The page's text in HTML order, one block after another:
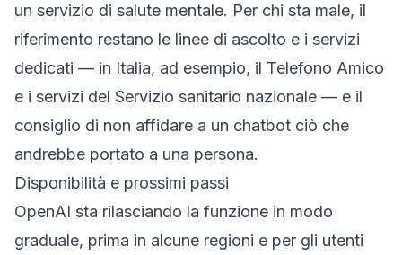
un servizio di salute mentale. Per chi sta male, il
riferimento restano le linee di ascolto e i servizi
dedicati — in Italia, ad esempio, il Telefono Amico
e i servizi del Servizio sanitario nazionale — e il
consiglio di non affidare a un chatbot ciò che
andrebbe portato a una persona.
Disponibilità e prossimi passi
OpenAI sta rilasciando la funzione in modo
graduale, prima in alcune regioni e per gli utenti